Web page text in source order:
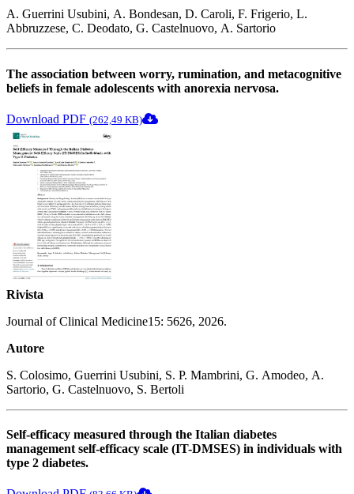
A. Guerrini Usubini, A. Bondesan, D. Caroli, F. Frigerio, L.
Abbruzzese, C. Deodato, G. Castelnuovo, A. Sartorio
The association between worry, rumination, and metacognitive
beliefs in female adolescents with anorexia nervosa.
Download PDF (262,49 KB)
Rivista
Journal of Clinical Medicine15: 5626, 2026.
Autore
S. Colosimo, Guerrini Usubini, S. P. Mambrini, G. Amodeo, A.
Sartorio, G. Castelnuovo, S. Bertoli
Self-efficacy measured through the Italian diabetes
management self-efficacy scale (IT-DMSES) in individuals with
type 2 diabetes.